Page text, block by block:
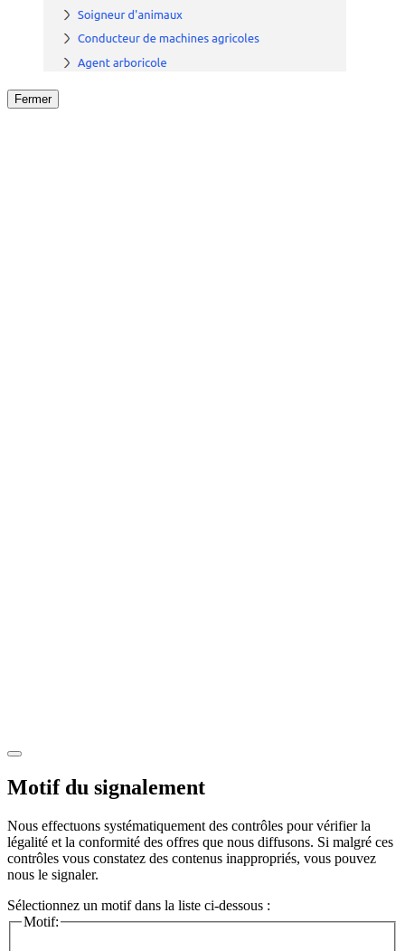
Fermer
Motif du signalement
Nous effectuons systématiquement des contrôles pour vérifier la
légalité et la conformité des offres que nous diffusons. Si malgré ces
contrôles vous constatez des contenus inappropriés, vous pouvez
nous le signaler.
Sélectionnez un motif dans la liste ci-dessous :
Motif: